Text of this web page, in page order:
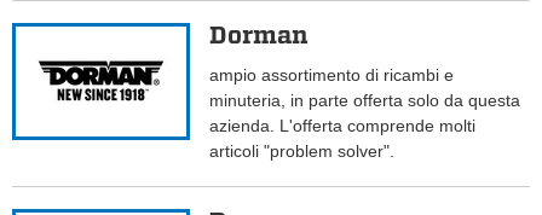
Dorman
ampio assortimento di ricambi e
minuteria, in parte offerta solo da questa
azienda. L'offerta comprende molti
articoli "problem solver".